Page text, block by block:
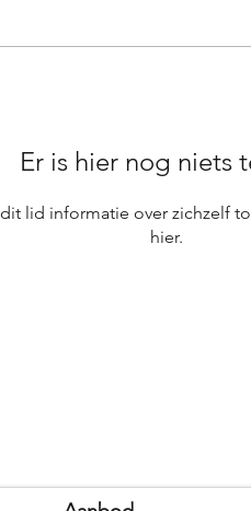
Er is hier nog niets
lid informatie over zichzelf
hier.